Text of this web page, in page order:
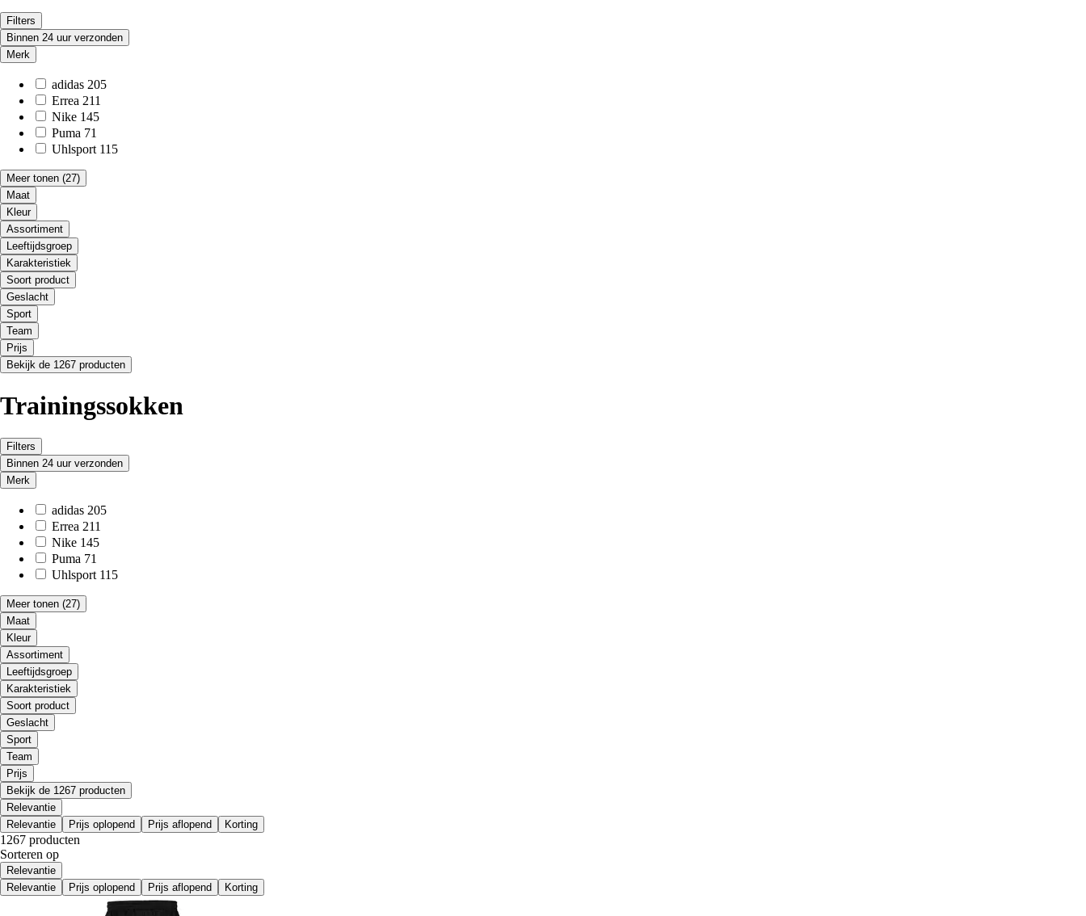
Filters
Binnen 24 uur verzonden
Merk
adidas 205
Errea 211
Nike 145
Puma 71
Uhlsport 115
Meer tonen (27)
Maat
Kleur
Assortiment
Leeftijdsgroep
Karakteristiek
Soort product
Geslacht
Sport
Team
Prijs
Bekijk de 1267 producten
Trainingssokken
Filters
Binnen 24 uur verzonden
Merk
adidas 205
Errea 211
Nike 145
Puma 71
Uhlsport 115
Meer tonen (27)
Maat
Kleur
Assortiment
Leeftijdsgroep
Karakteristiek
Soort product
Geslacht
Sport
Team
Prijs
Bekijk de 1267 producten
Relevantie
Relevantie
Prijs oplopend Prijs aflopend Korting
1267 producten
Sorteren op
Relevantie
Relevantie
Prijs oplopend Prijs aflopend Korting